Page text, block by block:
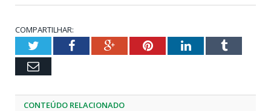
COMPARTILHAR:
TwitterFacebookGoogle+PinterestLinkedInTumblr
Email
CONTEÚDO RELACIONADO